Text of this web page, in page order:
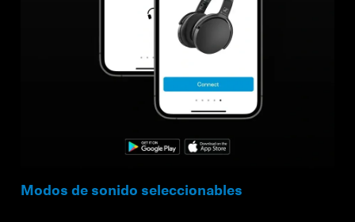
Modos de sonido seleccionables